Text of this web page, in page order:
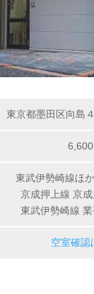
東京都墨田区向島
6,600
東武伊勢崎線ほ
京成押上線 京
東武伊勢崎線
空室確認